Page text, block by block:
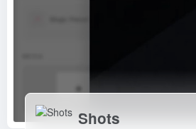
Shots